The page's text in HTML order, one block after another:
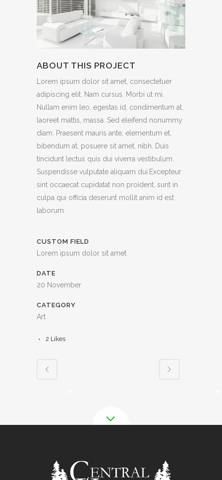
ABOUT THIS PROJECT
Lorem ipsum dolor sit amet, consectetuer
adipiscing elit. Nam cursus. Morbi ut mi.
Nullam enim leo, egestas id, condimentum at,
laoreet mattis, massa. Sed eleifend nonummy
diam. Praesent mauris ante, elementum et,
bibendum at, posuere sit amet, nibh. Duis
tincidunt lectus quis dui viverra vestibulum.
Suspendisse vulputate aliquam dui.Excepteur
sint occaecat cupidatat non proident, sunt in
culpa qui officia deserunt mollit anim id est
laborum
CUSTOM FIELD
Lorem ipsum dolor sit amet
DATE
20 November
CATEGORY
Art
2 Likes